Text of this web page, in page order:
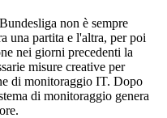
non è sempre
una partita e l'altra, per poi
nei giorni precedenti la
misure creative per
di monitoraggio IT. Dopo
di monitoraggio genera